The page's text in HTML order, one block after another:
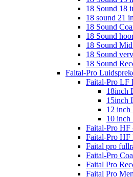
18 Sound 18
18 sound 21
18 Sound
18 Sound
18 Sound
18 Sound
18 Sound
Faital-Pro
Faital-Pro LF
18inch
15inch
12 inch
10 inch
Faital-Pro HF
Faital-Pro HF
Faital pro
Faital-Pro
Faital Pro
Faital Pro